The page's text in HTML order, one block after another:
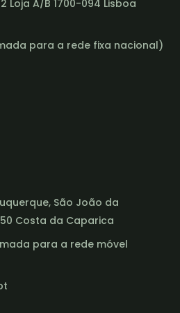
Loja A/B 1700-094 Lisboa
para a rede fixa nacional)
São João da
Costa da Caparica
para a rede móvel